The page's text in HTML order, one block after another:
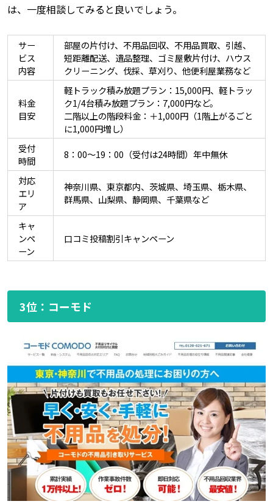
は、一度相談してみると良いでしょう。
サー
ビス
内容
部屋の片付け、不用品回収、不用品買取、引越、
短距離配送、遺品整理、ゴミ屋敷片付け、ハウス
クリーニング、伐採、草刈り、他便利屋業務など
料金
目安
軽トラック積み放題プラン：15,000円、軽トラッ
ク1/4台積み放題プラン：7,000円など。
二階以上の階段料金：＋1,000円（1階上がるごと
に1,000円増し）
受付
時間
8：00～19：00（受付は24時間）年中無休
対応
エリ
ア
神奈川県、東京都内、茨城県、埼玉県、栃木県、
群馬県、山梨県、静岡県、千葉県など
キャ
ンペ
ーン
口コミ投稿割引キャンペーン
3位：コーモド